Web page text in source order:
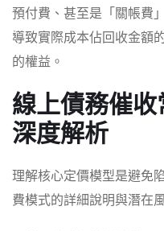
預付費、甚至是「關帳費
導致實際成本佔回收金額
的權益。
線上債務催
深度解析
理解核心定價模型是避免
費模式的詳細說明與潛在